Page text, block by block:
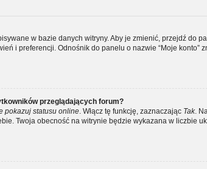
w bazie danych witryny. Aby je zmienić, przejdź do
i preferencji. Odnośnik do panelu o nazwie “Moje konto”
przeglądających forum?
pokazuj statusu online . Włącz tę funkcję, zaznaczając Tak.
Twoja obecność na witrynie będzie wykazana w liczbie